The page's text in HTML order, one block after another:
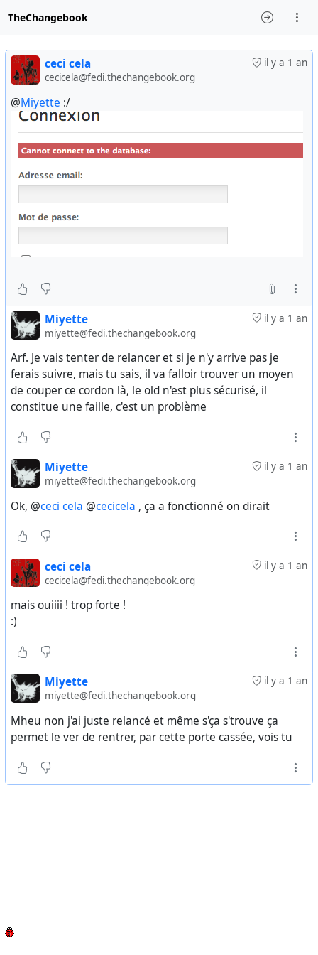
TheChangebook
il y a 1 an
ceci cela
cecicela@fedi.thechangebook.org
@Miyette :/
il y a 1 an
Miyette
miyette@fedi.thechangebook.org
Arf. Je vais tenter de relancer et si je n'y arrive pas je
ferais suivre, mais tu sais, il va falloir trouver un moyen
de couper ce cordon là, le old n'est plus sécurisé, il
constitue une faille, c'est un problème
il y a 1 an
Miyette
miyette@fedi.thechangebook.org
Ok, @ceci cela @cecicela , ça a fonctionné on dirait
il y a 1 an
ceci cela
cecicela@fedi.thechangebook.org
mais ouiiii ! trop forte !
:)
il y a 1 an
Miyette
miyette@fedi.thechangebook.org
Mheu non j'ai juste relancé et même s'ça s'trouve ça
permet le ver de rentrer, par cette porte cassée, vois tu